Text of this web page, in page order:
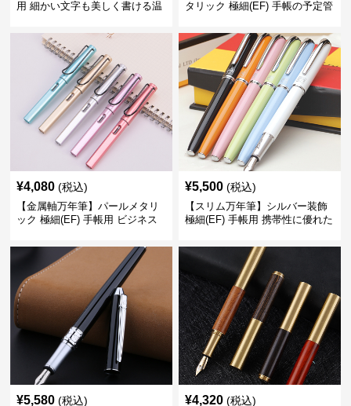
用 細かい文字も美しく書ける温
タリック 極細(EF) 手帳の予定管
デザイン
¥4,080 (税込)
【金属軸万年筆】パールメタリ
ック 極細(EF) 手帳用 ビジネス
る
¥5,500 (税込)
【スリム万年筆】シルバー装飾
極細(EF) 手帳用 携帯性に優れた
ートに筆記
¥5,580 (税込) ¥4,320 (税込)